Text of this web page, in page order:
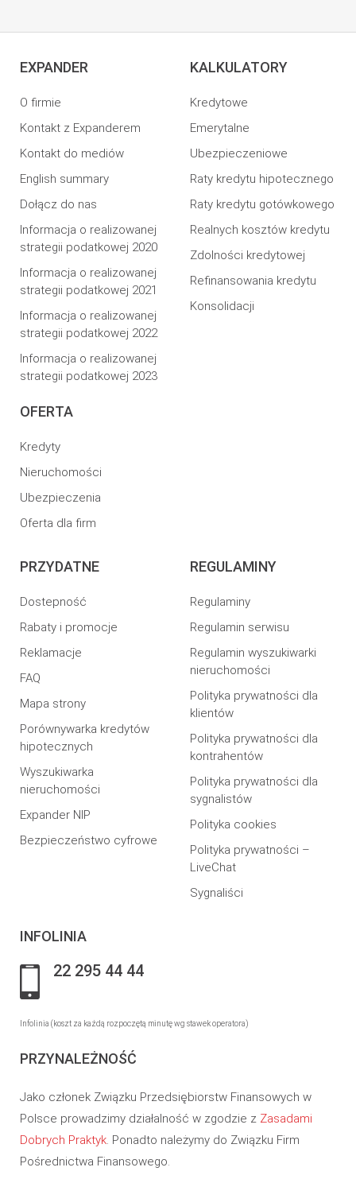
EXPANDER
O firmie
Kontakt z Expanderem
Kontakt do mediów
English summary
Dołącz do nas
Informacja o realizowanej
strategii podatkowej 2020
Informacja o realizowanej
strategii podatkowej 2021
Informacja o realizowanej
strategii podatkowej 2022
Informacja o realizowanej
strategii podatkowej 2023
OFERTA
Kredyty
Nieruchomości
Ubezpieczenia
Oferta dla firm
KALKULATORY
Kredytowe
Emerytalne
Ubezpieczeniowe
Raty kredytu hipotecznego
Raty kredytu gotówkowego
Realnych kosztów kredytu
Zdolności kredytowej
Refinansowania kredytu
Konsolidacji
PRZYDATNE
Dostepność
Rabaty i promocje
Reklamacje
FAQ
Mapa strony
Porównywarka kredytów
hipotecznych
Wyszukiwarka
nieruchomości
Expander NIP
Bezpieczeństwo cyfrowe
REGULAMINY
Regulaminy
Regulamin serwisu
Regulamin wyszukiwarki
nieruchomości
Polityka prywatności dla
klientów
Polityka prywatności dla
kontrahentów
Polityka prywatności dla
sygnalistów
Polityka cookies
Polityka prywatności –
LiveChat
Sygnaliści
INFOLINIA
22 295 44 44
Infolinia (koszt za każdą rozpoczętą minutę wg stawek operatora)
PRZYNALEŻNOŚĆ
Jako członek Związku Przedsiębiorstw Finansowych w
Polsce prowadzimy działalność w zgodzie z Zasadami
Dobrych Praktyk. Ponadto należymy do Związku Firm
Pośrednictwa Finansowego.